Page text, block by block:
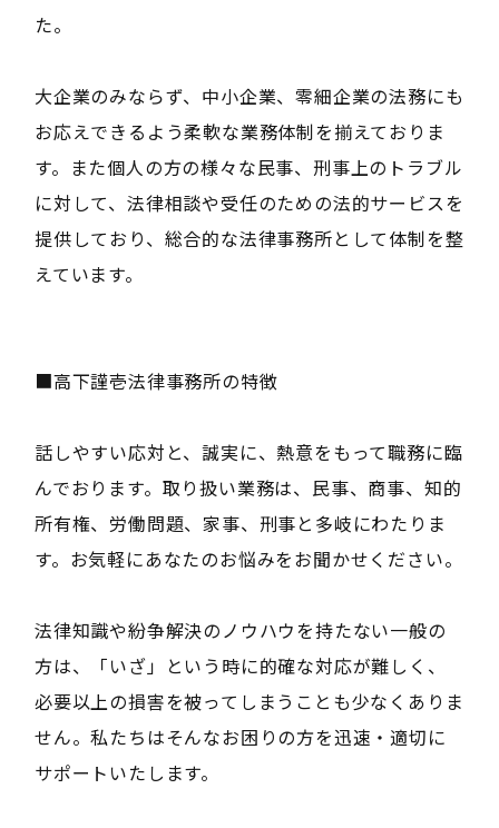
た。
大企業のみならず、中小企業、零細企業の法務にも
お応えできるよう柔軟な業務体制を揃えておりま
す。また個人の方の様々な民事、刑事上のトラブル
に対して、法律相談や受任のための法的サービスを
提供しており、総合的な法律事務所として体制を整
えています。
■高下謹壱法律事務所の特徴
話しやすい応対と、誠実に、熱意をもって職務に臨
んでおります。取り扱い業務は、民事、商事、知的
所有権、労働問題、家事、刑事と多岐にわたりま
す。お気軽にあなたのお悩みをお聞かせください。
法律知識や紛争解決のノウハウを持たない一般の
方は、「いざ」という時に的確な対応が難しく、
必要以上の損害を被ってしまうことも少なくありま
せん。私たちはそんなお困りの方を迅速・適切に
サポートいたします。